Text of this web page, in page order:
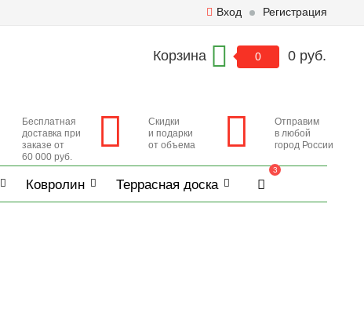
Вход Регистрация
Корзина 0 0 руб.
Бесплатная
доставка при
заказе от
60 000 руб.
Скидки
и подарки
от объема
Отправим
в любой
город России
Ковролин Террасная доска
3